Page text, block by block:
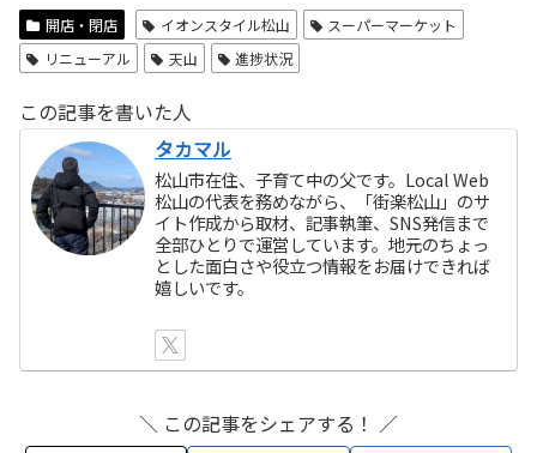
開店・閉店 イオンスタイル松山
スーパーマーケット
リニューアル
天山 進捗状況
この記事を書いた人
タカマル
松山市在住、子育て中の父です。Local Web
松山の代表を務めながら、「街楽松山」のサ
イト作成から取材、記事執筆、SNS発信まで
全部ひとりで運営しています。地元のちょっ
とした面白さや役立つ情報をお届けできれば
嬉しいです。
＼ この記事をシェアする！ ／